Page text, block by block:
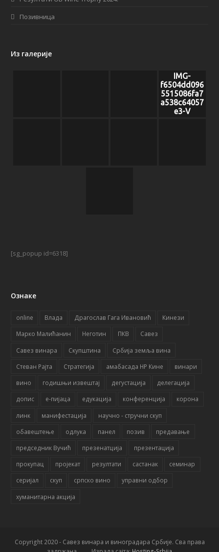
Позивница
Из галерије
IMG-
f6504dd096
5515086fa7
a538c64057
e3-V
[sg_popup id=6318]
Ознаке
online Влада Драгослав Гага Ивановић
Кинези
Марко Малићанин
Неготин ПКВ
Савез
Савез винара
Скупштина
Србија земља вина
Стеван Рајта
Стратегија амабасада НР Кине
винари
вино
годишњи извештај дегустација
делегација
допис
е-пијаца едукација конференција
корона
линк
манифестација
научно - стручни скуп
обавештење
одлука панел позив
предавање
председник Вучић
презенатција
презентација
прокупац
пројекат резултати састанак
семинар
серијал
скуп српско вино
управни одбор
хуманитарна акција
Copyright 2020 - Савез винара и виноградара Србије. Сва права